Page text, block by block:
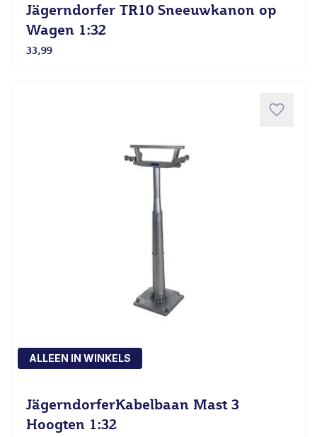
Jägerndorfer TR10 Sneeuwkanon op
Wagen 1:32
33,99
ALLEEN IN WINKELS
JägerndorferKabelbaan Mast 3
Hoogten 1:32